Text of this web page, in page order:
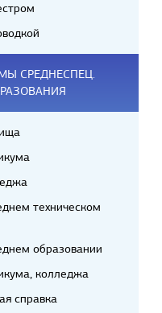
СРЕДНЕСПЕЦ.
техническом
образовании
колледжа
справка